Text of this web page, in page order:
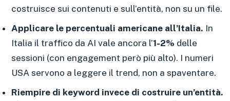
costruisce sui contenuti e sull’entità, non su un file.
Applicare le percentuali americane all’Italia. In
Italia il traffico da AI vale ancora l’1-2% delle
sessioni (con engagement però più alto). I numeri
USA servono a leggere il trend, non a spaventare.
Riempire di keyword invece di costruire un’entità.